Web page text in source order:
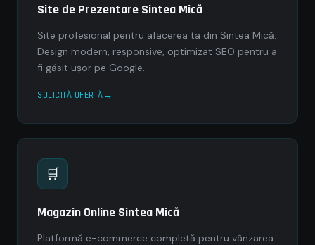
Site de Prezentare Sintea Mică
Site profesional pentru afacerea ta din Sintea Mică.
Design modern, responsive, optimizat SEO pentru a
fi găsit ușor pe Google.
SOLICITĂ OFERTĂ
🛒
Magazin Online Sintea Mică
Platformă e-commerce completă pentru vânzarea